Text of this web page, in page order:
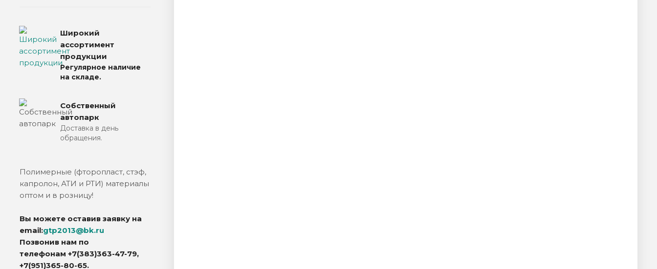
Широкий
ассортимент
продукции
Регулярное наличие
на складе.
Собственный
автопарк
Доставка в день
обращения.
Полимерные (фторопласт, стэф,
капролон, АТИ и РТИ) материалы
оптом и в розницу!
Вы можете оставив заявку на
email:gtp2013@bk.ru
Позвонив нам по
телефонам +7(383)363-47-79,
+7(951)365-80-65.